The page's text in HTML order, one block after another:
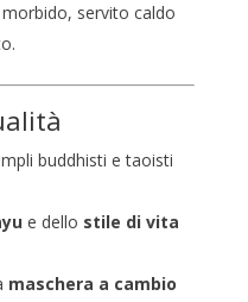
servito caldo
buddhisti e taoisti
e dello stile di vita
maschera a cambio